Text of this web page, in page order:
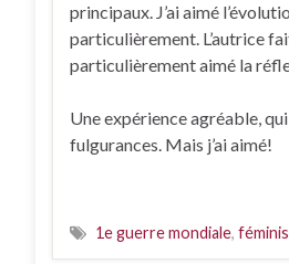
principaux. J’ai aimé
particulièrement. L’autrice
particulièrement aimé la
Une expérience agréable, qui
fulgurances. Mais j’ai aimé!
1e guerre mondiale,